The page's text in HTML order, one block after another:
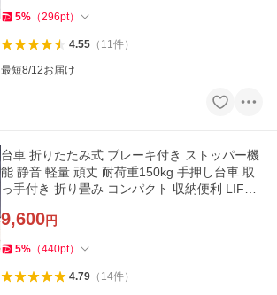
5% （296pt）
4.55（ 11件）
最短8/12お届け
台車 折りたたみ式 ブレーキ付き ストッパー機
能 静音 軽量 頑丈 耐荷重150kg 手押し台車 取
っ手付き 折り畳み コンパクト 収納便利 LIFEL
9,600円
5% （440pt）
4.79（ 14件）